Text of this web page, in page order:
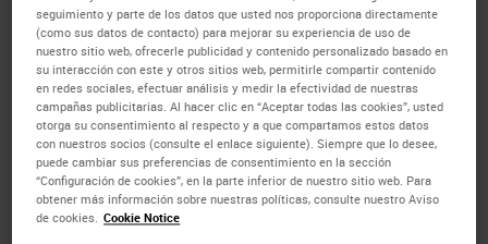
What is digital pathology?
What is interoperability?
How to implement the interoperability
framework model
Internal and external aspects of
interoperability
Interoperability best practices
Example: Dutch National WSI exchange
seguimiento y parte de los datos que usted nos proporciona directamente
(como sus datos de contacto) para mejorar su experiencia de uso de
nuestro sitio web, ofrecerle publicidad y contenido personalizado basado en
su interacción con este y otros sitios web, permitirle compartir contenido
en redes sociales, efectuar análisis y medir la efectividad de nuestras
campañas publicitarias. Al hacer clic en “Aceptar todas las cookies”, usted
otorga su consentimiento al respecto y a que compartamos estos datos
con nuestros socios (consulte el enlace siguiente). Siempre que lo desee,
puede cambiar sus preferencias de consentimiento en la sección
“Configuración de cookies”, en la parte inferior de nuestro sitio web. Para
obtener más información sobre nuestras políticas, consulte nuestro Aviso
de cookies. Cookie Notice